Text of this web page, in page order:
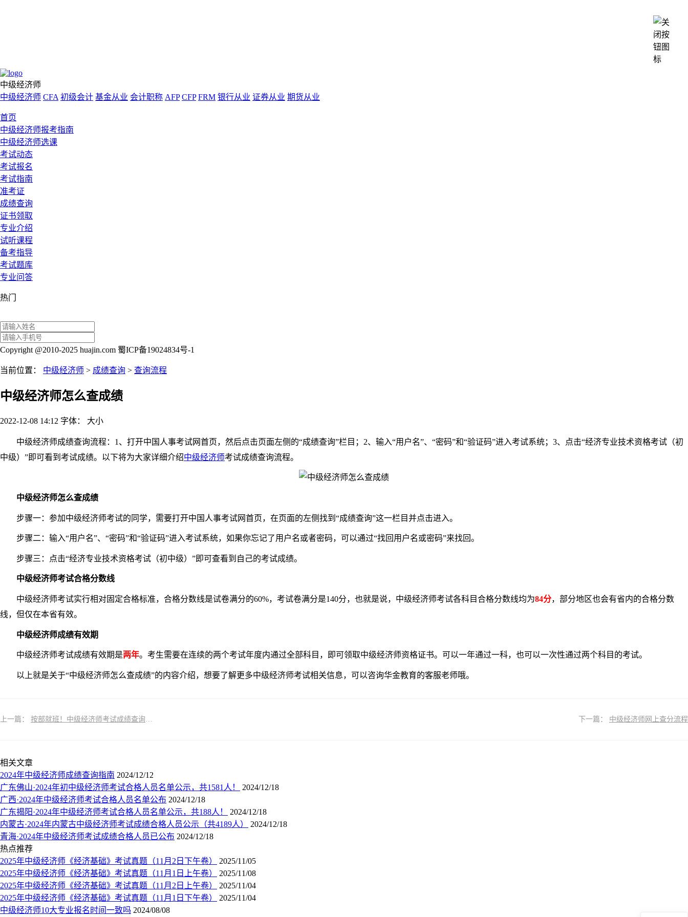
中级经济师
中级经济师 CFA 初级会计 基金从业 会计职称 AFP CFP FRM 银行从业 证券从业 期货从业
首页
中级经济师报考指南
中级经济师选课
考试动态
考试报名
考试指南
准考证
成绩查询
证书领取
专业介绍
试听课程
备考指导
考试题库
专业问答
热门
Copyright @2010-2025 huajin.com 蜀ICP备19024834号-1
当前位置： 中级经济师 > 成绩查询 > 查询流程
中级经济师怎么查成绩
2022-12-08 14:12 字体： 大小
中级经济师成绩查询流程：1、打开中国人事考试网首页，然后点击页面左侧的“成绩查询”栏目；2、输入“用户名”、“密码”和“验证码”进入考试系统；3、点击“经济专业技术资格考试（初
中级）”即可看到考试成绩。以下将为大家详细介绍中级经济师考试成绩查询流程。
中级经济师怎么查成绩
步骤一：参加中级经济师考试的同学，需要打开中国人事考试网首页，在页面的左侧找到“成绩查询”这一栏目并点击进入。
步骤二：输入“用户名”、“密码”和“验证码”进入考试系统，如果你忘记了用户名或者密码，可以通过“找回用户名或密码”来找回。
步骤三：点击“经济专业技术资格考试（初中级）”即可查看到自己的考试成绩。
中级经济师考试合格分数线
中级经济师考试实行相对固定合格标准，合格分数线是试卷满分的60%，考试卷满分是140分，也就是说，中级经济师考试各科目合格分数线均为84分，部分地区也会有省内的合格分数
线，但仅在本省有效。
中级经济师成绩有效期
中级经济师考试成绩有效期是两年。考生需要在连续的两个考试年度内通过全部科目，即可领取中级经济师资格证书。可以一年通过一科，也可以一次性通过两个科目的考试。
以上就是关于“中级经济师怎么查成绩”的内容介绍，想要了解更多中级经济师考试相关信息，可以咨询华金教育的客服老师哦。
上一篇： 按部就班！中级经济师考试成绩查询步骤 下一篇： 中级经济师网上查分流程
相关文章
​2024年中级经济师成绩查询指南 2024/12/12
广东佛山·2024年初中级经济师考试合格人员名单公示，共1581人！
2024/12/18
广西·2024年中级经济师考试合格人员名单公布 2024/12/18
广东揭阳·2024年中级经济师考试合格人员名单公示，共188人！
2024/12/18
内蒙古·2024年内蒙古中级经济师考试成绩合格人员公示（共4189人）
2024/12/18
青海·2024年中级经济师考试成绩合格人员已公布 2024/12/18
热点推荐
2025年中级经济师《经济基础》考试真题（11月2日下午卷）
2025/11/05
2025年中级经济师《经济基础》考试真题（11月1日上午卷）
2025/11/08
2025年中级经济师《经济基础》考试真题（11月2日上午卷）
2025/11/04
2025年中级经济师《经济基础》考试真题（11月1日下午卷）
2025/11/04
中级经济师10大专业报名时间一致吗 2024/08/08